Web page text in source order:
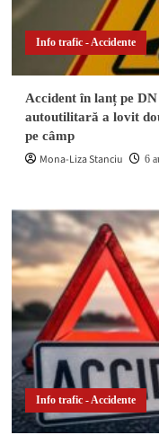
Info trafic - Accidente
Accident în lanț pe
autoutilitară a lovit
pe câmp
Mona-Liza Stanciu 6
Info trafic - Accidente